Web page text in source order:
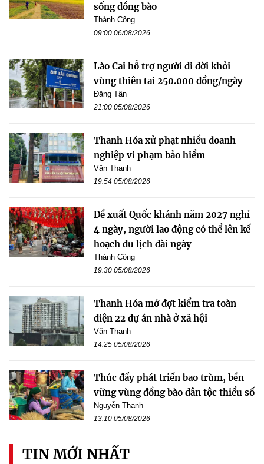
sống đồng bào
Thành Công
09:00 06/08/2026
Lào Cai hỗ trợ người di dời khỏi
vùng thiên tai 250.000 đồng/ngày
Đăng Tân
21:00 05/08/2026
Thanh Hóa xử phạt nhiều doanh
nghiệp vi phạm bảo hiểm
Văn Thanh
19:54 05/08/2026
Đề xuất Quốc khánh năm 2027 nghỉ
4 ngày, người lao động có thể lên kế
hoạch du lịch dài ngày
Thành Công
19:30 05/08/2026
Thanh Hóa mở đợt kiểm tra toàn
diện 22 dự án nhà ở xã hội
Văn Thanh
14:25 05/08/2026
Thúc đẩy phát triển bao trùm, bền
vững vùng đồng bào dân tộc thiểu số
Nguyễn Thanh
13:10 05/08/2026
TIN MỚI NHẤT